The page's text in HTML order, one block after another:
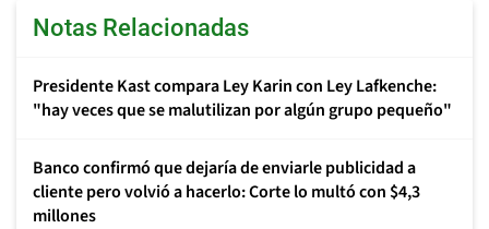
Notas Relacionadas
Presidente Kast compara Ley Karin con Ley Lafkenche:
"hay veces que se malutilizan por algún grupo pequeño"
Banco confirmó que dejaría de enviarle publicidad a
cliente pero volvió a hacerlo: Corte lo multó con $4,3
millones